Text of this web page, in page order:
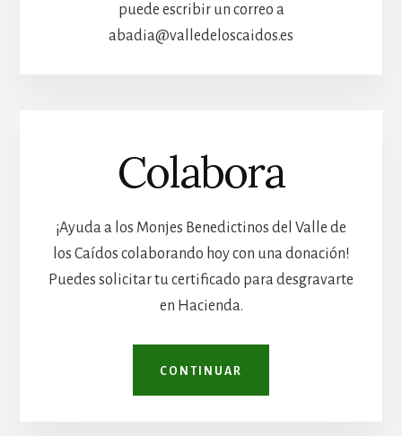
puede escribir un correo a
abadia@valledeloscaidos.es
Colabora
¡Ayuda a los Monjes Benedictinos del Valle de
los Caídos colaborando hoy con una donación!
Puedes solicitar tu certificado para desgravarte
en Hacienda.
CONTINUAR